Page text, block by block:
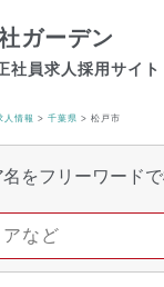
ガーデン
社員求人採用サイト
人情報 >千葉県 >松戸市
をフリーワードで